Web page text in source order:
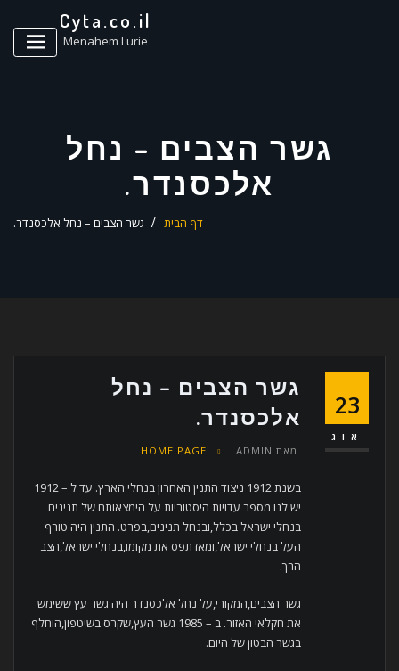
Cyta.co.il
Menahem Lurie
גשר הצבים – נחל
אלכסנדר.
דף הבית גשר הצבים – נחל אלכסנדר.
23
אוג
גשר הצבים – נחל
אלכסנדר.
מאת ADMIN
HOME PAGE
בשנת 1912 ניצוד התנין האחרון בנחלי הארץ. עד ל – 1912
יש לנו מספר עדויות היסטוריות על הימצאותם של תנינים
בנחלי ישראל בכלל,ובנחל תנינים,בפרט. התנין היה טורף
העל בנחלי ישראל,ומאז תפס את מקומו,בנחלי ישראל,הצב
הרך.
גשר הצבים,המקורי,על נחל אלכסנדר היה גשר עץ ששימש
את חקלאי האזור. ב – 1985 גשר העץ,שקרס בשיטפון,הוחלף
בגשר הבטון של היום.